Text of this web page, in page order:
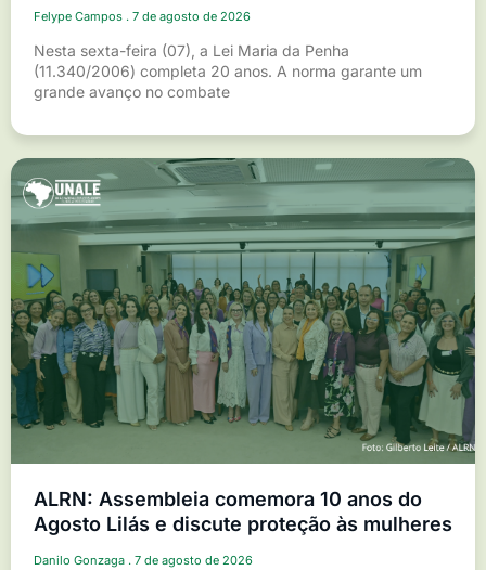
Felype Campos 7 de agosto de 2026
Nesta sexta-feira (07), a Lei Maria da Penha
(11.340/2006) completa 20 anos. A norma garante um
grande avanço no combate
ALRN: Assembleia comemora 10 anos do
Agosto Lilás e discute proteção às mulheres
Danilo Gonzaga 7 de agosto de 2026